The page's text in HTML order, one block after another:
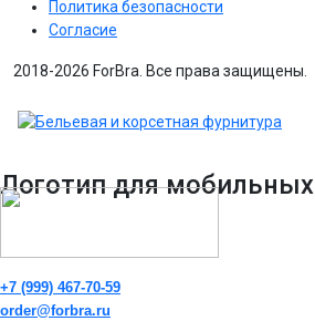
Политика безопасности
Согласие
2018-2026 ForBra. Все права защищены.
Логотип для мобильных
+7 (999) 467-70-59
order@forbra.ru